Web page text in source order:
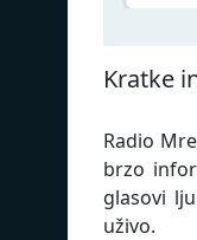
Kratke
Radio
brzo
glasovi
uživo.